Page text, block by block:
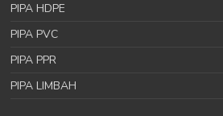
PIPA HDPE
PIPA PVC
PIPA PPR
PIPA LIMBAH